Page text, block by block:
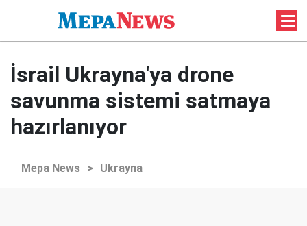
İsrail Ukrayna'ya drone
savunma sistemi satmaya
hazırlanıyor
Mepa News > Ukrayna